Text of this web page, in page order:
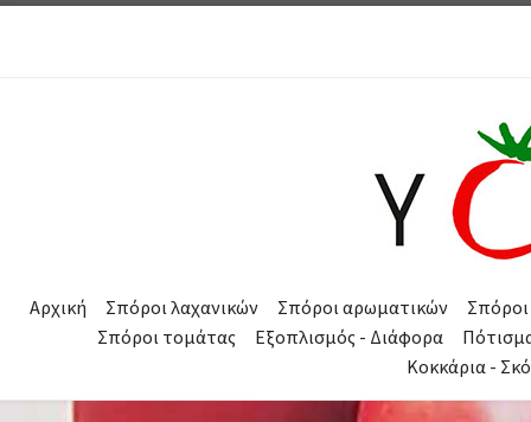
Αρχική Σπόροι λαχανικών Σπόροι αρωματικών
Σπόροι τομάτας
Εξοπλισμός - Διάφορα
Κοκκάρια -